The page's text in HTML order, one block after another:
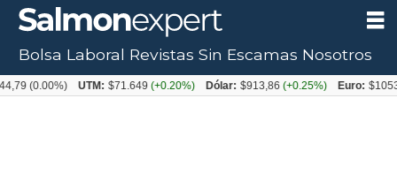
Bolsa Laboral Revistas Sin Escamas Nosotros
UTM: $71.649(+0.20%) Dólar: $913,86(+0.25%) Euro: $1053,08(-